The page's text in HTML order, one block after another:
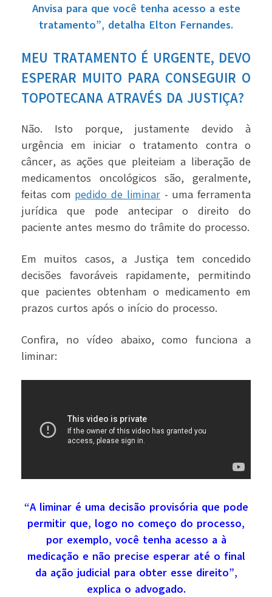
Anvisa para que você tenha acesso a este
tratamento”, detalha Elton Fernandes.
MEU TRATAMENTO É URGENTE, DEVO
ESPERAR MUITO PARA CONSEGUIR O
TOPOTECANA ATRAVÉS DA JUSTIÇA?
Não. Isto porque, justamente devido à
urgência em iniciar o tratamento contra o
câncer, as ações que pleiteiam a liberação de
medicamentos oncológicos são, geralmente,
feitas com pedido de liminar- uma ferramenta
jurídica que pode antecipar o direito do
paciente antes mesmo do trâmite do processo.
Em muitos casos, a Justiça tem concedido
decisões favoráveis rapidamente, permitindo
que pacientes obtenham o medicamento em
prazos curtos após o início do processo.
Confira, no vídeo abaixo, como funciona a
liminar:
“A liminar é uma decisão provisória que pode
permitir que, logo no começo do processo,
por exemplo, você tenha acesso a à
medicação e não precise esperar até o final
da ação judicial para obter esse direito”,
explica o advogado.